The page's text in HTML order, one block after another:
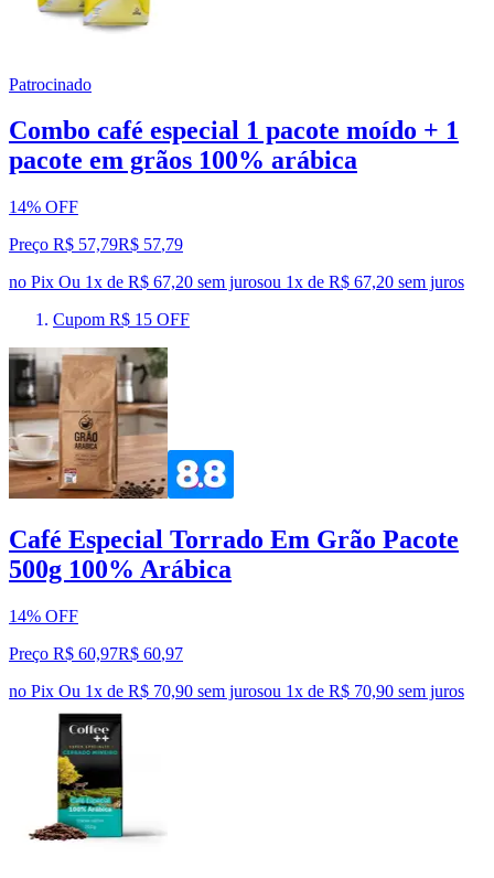
Patrocinado
Combo café especial 1 pacote moído + 1
pacote em grãos 100% arábica
14% OFF
Preço R$ 57,79R$ 57,79
no Pix Ou 1x de R$ 67,20 sem jurosou 1x de R$ 67,20 sem juros
Cupom R$ 15 OFF
Café Especial Torrado Em Grão Pacote
500g 100% Arábica
14% OFF
Preço R$ 60,97R$ 60,97
no Pix Ou 1x de R$ 70,90 sem jurosou 1x de R$ 70,90 sem juros